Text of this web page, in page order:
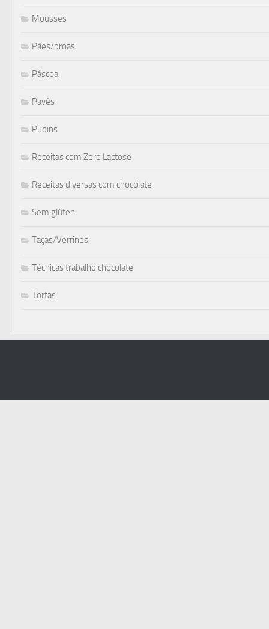
Mousses
Pães/broas
Páscoa
Pavês
Pudins
Receitas com Zero Lactose
Receitas diversas com chocolate
Sem glúten
Taças/Verrines
Técnicas trabalho chocolate
Tortas